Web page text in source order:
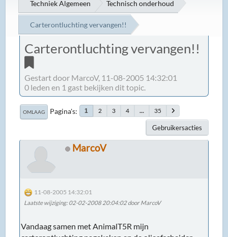
Techniek Algemeen Technisch onderhoud
Carterontluchting vervangen!!
Carterontluchting vervangen!!
Gestart door MarcoV, 11-08-2005 14:32:01
0 leden en 1 gast bekijken dit topic.
OMLAAG Pagina's 1 2 3 4 ... 35
Gebruikersacties
MarcoV
11-08-2005 14:32:01
Laatste wijziging: 02-02-2008 20:04:02 door MarcoV
Vandaag samen met AnimalT5R mijn